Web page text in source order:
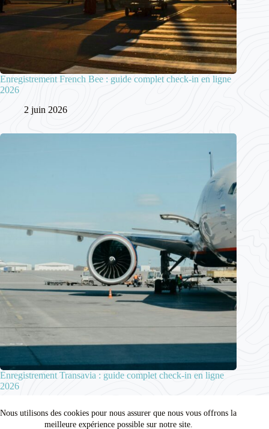
Nous utilisons des cookies pour nous assurer que nous vous offrons la
meilleure expérience possible sur notre site.
Enregistrement French Bee : guide complet check-in en ligne
2026
2 juin 2026
Enregistrement Transavia : guide complet check-in en ligne
2026